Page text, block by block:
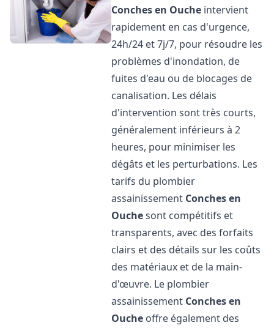
Conches en Ouche intervient
rapidement en cas d'urgence,
24h/24 et 7j/7, pour résoudre les
problèmes d'inondation, de
fuites d'eau ou de blocages de
canalisation. Les délais
d'intervention sont très courts,
généralement inférieurs à 2
heures, pour minimiser les
dégâts et les perturbations. Les
tarifs du plombier
assainissement Conches en
Ouchesont compétitifs et
transparents, avec des forfaits
clairs et des détails sur les coûts
des matériaux et de la main-
d'œuvre. Le plombier
assainissement Conches en
Ouche offre également des